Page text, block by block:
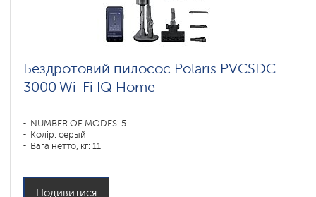
Бездротовий пилосос Polaris PVCSDC
3000 Wi-Fi IQ Home
NUMBER OF MODES: 5
Колір: серый
Вага нетто, кг: 11
Подивитися